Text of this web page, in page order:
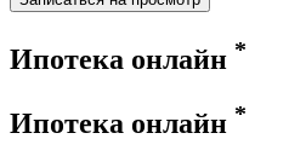
Ипотека онлайн *
Ипотека онлайн *